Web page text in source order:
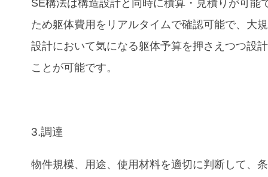
SE構法は構造設計と同時に積算・見積りが可能
ため躯体費用をリアルタイムで確認可能で、大
設計において気になる躯体予算を押さえつつ設
ことが可能です。
3.調達
物件規模、用途、使用材料を適切に判断して、